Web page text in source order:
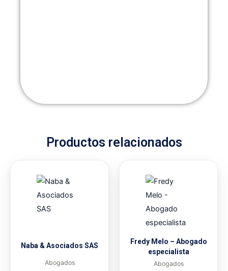
Productos relacionados
Naba & Asociados SAS
Abogados
Fredy Melo – Abogado
especialista
Abogados